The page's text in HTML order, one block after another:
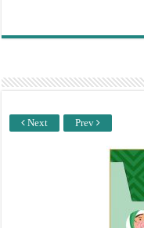
Next Prev